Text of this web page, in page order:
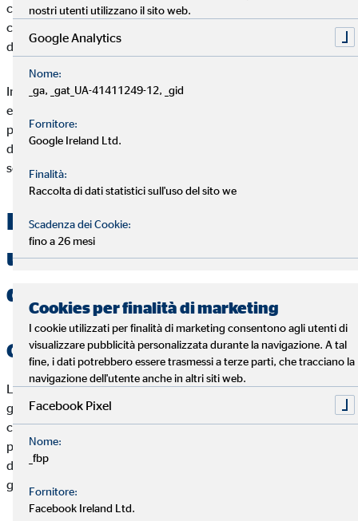
copertura include il rischio di restituzione dell'immobile
causato da azioni di riduzione da parte degli eredi legittimari
del donante.
In questo modo, sia il donatario che l'acquirente possono
evitare significativi danni economici e rischi legali. Nelle
prossime sezioni, approfondiremo i rischi connessi alla
donazione di immobili, i vantaggi dell'assicurazione e come
scegliere la polizza più adatta.
Perché stipulare
un’assicurazione sulla
donazione di un immobile?
Che cosa copre l’assicurazione?
La donazione di un immobile, pur essendo un gesto di
generosità, comporta diversi rischi legali che possono avere
conseguenze rilevanti per il donatario, l'acquirente e persino
per la banca che concede il mutuo. L'assicurazione sulla
donazione di un immobile è pensata per ridurre questi rischi e
garantire una protezione completa.
nostri utenti utilizzano il sito web.
Google Analytics
Nome:
_ga, _gat_UA-41411249-12, _gid
Fornitore:
Google Ireland Ltd.
Finalità:
Raccolta di dati statistici sull'uso del sito we
Scadenza dei Cookie:
fino a 26 mesi
Cookies per finalità di marketing
I cookie utilizzati per finalità di marketing consentono agli utenti di
visualizzare pubblicità personalizzata durante la navigazione. A tal
fine, i dati potrebbero essere trasmessi a terze parti, che tracciano la
navigazione dell'utente anche in altri siti web.
Facebook Pixel
Nome:
_fbp
Fornitore:
Facebook Ireland Ltd.